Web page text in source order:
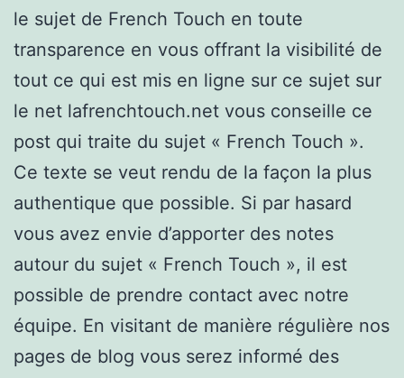
le sujet de French Touch en toute
transparence en vous offrant la visibilité de
tout ce qui est mis en ligne sur ce sujet sur
le net lafrenchtouch.net vous conseille ce
post qui traite du sujet « French Touch ».
Ce texte se veut rendu de la façon la plus
authentique que possible. Si par hasard
vous avez envie d’apporter des notes
autour du sujet « French Touch », il est
possible de prendre contact avec notre
équipe. En visitant de manière régulière nos
pages de blog vous serez informé des